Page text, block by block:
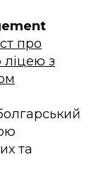
про
ліцею з
та